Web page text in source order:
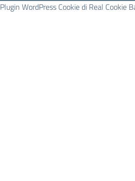
Plugin WordPress Cookie di Real Cookie